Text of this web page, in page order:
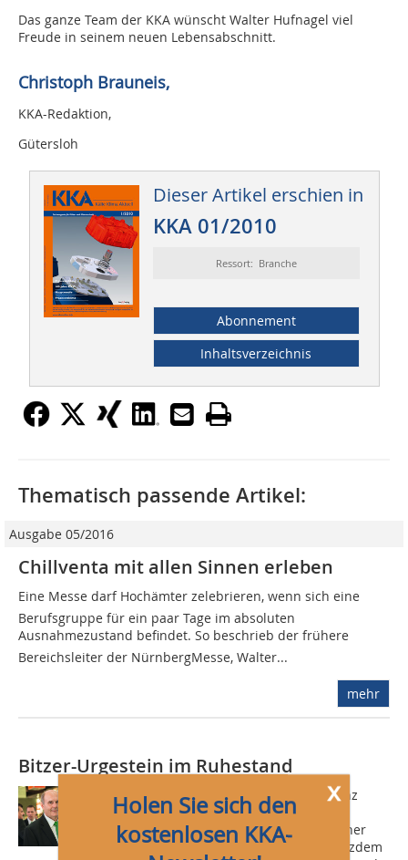
Das ganze Team der KKA wünscht Walter Hufnagel viel
Freude in seinem neuen Lebensabschnitt.
Christoph Brauneis,
KKA-Redaktion,
Gütersloh
Dieser Artikel erschien in
KKA 01/2010
Ressort: Branche
Abonnement
Inhaltsverzeichnis
x
Holen Sie sich den
kostenlosen KKA-
Thematisch passende Artikel:
Ausgabe 05/2016
Chillventa mit allen Sinnen erleben
Eine Messe darf Hochämter zelebrieren, wenn sich eine
Berufsgruppe für ein paar Tage im absoluten
Ausnahmezustand befindet. So beschrieb der frühere
Bereichsleiter der NürnbergMesse, Walter...
mehr
Bitzer-Urgestein im Ruhestand
Am 31. März 2021 hatte Hermann Renz
seinen letzten Arbeitstag bei Bitzer
(www.bitzer.de) in Rottenburg. In kleiner
Runde, Corona-regelkonform und trotzdem